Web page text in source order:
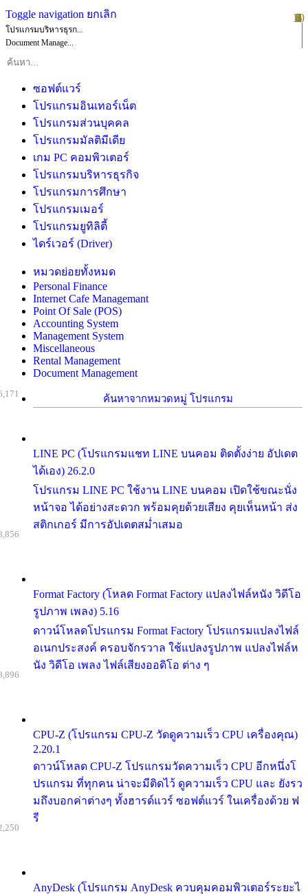
Toggle navigation ยกเลิก
โปรแกรมบริหารธุรก...
Document Manage...
ซอฟต์แวร์
โปรแกรมอินเทอร์เน็ต
โปรแกรมส่วนบุคคล
โปรแกรมมัลติมีเดีย
เกม PC คอมพิวเตอร์
โปรแกรมบริหารธุรกิจ
โปรแกรมการศึกษา
โปรแกรมเมอร์
โปรแกรมยูทิลิตี้
ไดร์เวอร์ (Driver)
หมวดย่อยทั้งหมด
Personal Finance
Internet Cafe Managemant
Point Of Sale (POS)
Accounting System
Management System
Miscellaneous
Rental Management
Document Management
ค้นหาจากหมวดหมู่ โปรแกรม
LINE PC (โปรแกรมแชท LINE บนคอม ติดตั้งง่าย อัปเดต
ได้เอง) 26.2.0
โปรแกรม LINE PC ใช้งาน LINE บนคอม เปิดใช้ขณะนั่ง
หน้าจอ ได้อย่างสะดวก พร้อมคุยด้วยเสียง คุยเห็นหน้า ส่ง
สติกเกอร์ มีการอัปเดตสม่ำเสมอ
Format Factory (โหลด Format Factory แปลงไฟล์หนัง วิดีโอ
รูปภาพ เพลง) 5.16
ดาวน์โหลดโปรแกรม Format Factory โปรแกรมแปลงไฟล์
อเนกประสงค์ ครอบจักรวาล ใช้แปลงรูปภาพ แปลงไฟล์ห
นัง วิดีโอ เพลง ไฟล์เสียงออดิโอ ต่าง ๆ
CPU-Z (โปรแกรม CPU-Z วัดดูความเร็ว CPU เครื่องคุณ)
2.20.1
ดาวน์โหลด CPU-Z โปรแกรมวัดความเร็ว CPU อีกหนึ่งโ
ปรแกรม ที่ทุกคน น่าจะมีติดไว้ ดูความเร็ว CPU และ ยังรว
มถึงบอกค่าต่างๆ ทั้งฮารด์แวร์ ซอฟต์แวร์ ในเครื่องด้วย ฟ
รี
AnyDesk (โปรแกรม AnyDesk ควบคุมคอมพิวเตอร์ระยะไ
1
2
3
4
5
6
7
8
9
10